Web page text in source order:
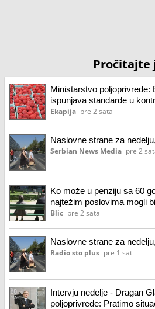
Pročitajte
Ministarstvo poljoprivrede:
ispunjava standarde u
biljnog porekla
Ekapija pre 2 sata
Naslovne strane za
Serbian News Media pre 2
Ko može u penziju sa 60
najtežim poslovima mogli
mogućnost u Nemačkoj:
Blic pre 2 sata
Naslovne strane za
Radio sto plus pre 1 sat
Intervju nedelje - Dragan
poljoprivrede: Pratimo